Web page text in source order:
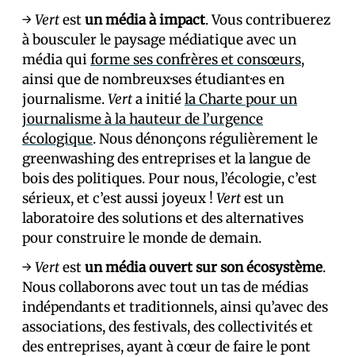
→Vertestun média à impact. Vous contribuerez
à bousculer le paysage médiatique avec un
média qui forme ses confrères et consœurs,
ainsi que de nombreux·ses étudiant·es en
journalisme.Verta initiéla Charte pour un
journalisme à la hauteur de l’urgence
écologique. Nous dénonçons régulièrement le
greenwashing des entreprises et la langue de
bois des politiques. Pour nous, l’écologie, c’est
sérieux, et c’est aussi joyeux ! Vertest un
laboratoire des solutions et des alternatives
pour construire le monde de demain.
→Vertestun média ouvert sur son écosystème.
Nous collaborons avec tout un tas de médias
indépendants et traditionnels, ainsi qu’avec des
associations, des festivals, des collectivités et
des entreprises, ayant à cœur de faire le pont